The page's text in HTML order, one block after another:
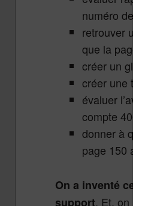
numéro de la
retrouver
que la page
créer un
créer une
évaluer
compte 400
donner à
page 150 au
On a inventé ce
support. Et, on ne